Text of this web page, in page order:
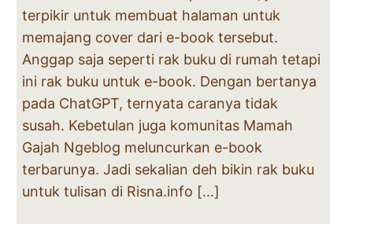
terpikir untuk membuat halaman untuk
memajang cover dari e-book tersebut.
Anggap saja seperti rak buku di rumah tetapi
ini rak buku untuk e-book. Dengan bertanya
pada ChatGPT, ternyata caranya tidak
susah. Kebetulan juga komunitas Mamah
Gajah Ngeblog meluncurkan e-book
terbarunya. Jadi sekalian deh bikin rak buku
untuk tulisan di Risna.info […]